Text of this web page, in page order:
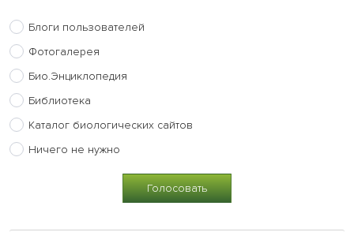
Блоги пользователей
Фотогалерея
Био.Энциклопедия
Библиотека
Каталог биологических сайтов
Ничего не нужно